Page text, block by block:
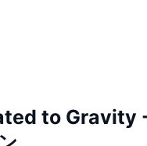
to Gravity